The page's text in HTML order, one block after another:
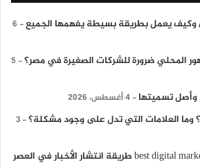
وكيف يعمل بطريقة بسيطة يفهمها الجميع
6
المحلي ضرورة للشركات الصغيرة في مصر؟
5
وأصل تسميتها 4 أغسطس، 2026
وما العلامات التي تدل على وجود مشكلة؟ 3
كيف غيّرت best digital marketing agency طريقة انتشار الأخبار في العصر